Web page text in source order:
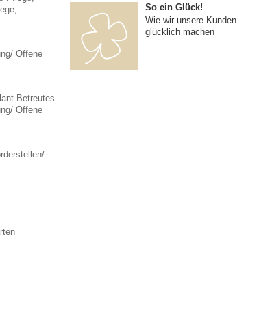
Offene
Betreutes
Offene
So ein Glück!
Wie wir unsere Kunden
glücklich machen